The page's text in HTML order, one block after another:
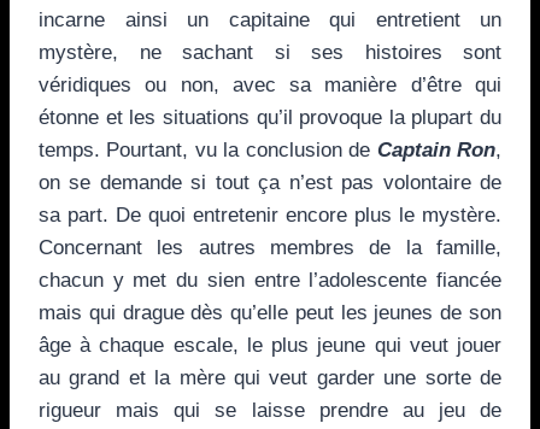
incarne ainsi un capitaine qui entretient un
mystère, ne sachant si ses histoires sont
véridiques ou non, avec sa manière d’être qui
étonne et les situations qu’il provoque la plupart du
temps. Pourtant, vu la conclusion de Captain Ron,
on se demande si tout ça n’est pas volontaire de
sa part. De quoi entretenir encore plus le mystère.
Concernant les autres membres de la famille,
chacun y met du sien entre l’adolescente fiancée
mais qui drague dès qu’elle peut les jeunes de son
âge à chaque escale, le plus jeune qui veut jouer
au grand et la mère qui veut garder une sorte de
rigueur mais qui se laisse prendre au jeu de